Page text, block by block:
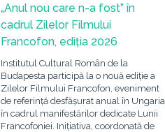
„Anul nou care n-a fost” în
cadrul Zilelor Filmului
Francofon, ediția 2026
Institutul Cultural Român de la
Budapesta participă la o nouă ediție a
Zilelor Filmului Francofon, eveniment
de referință desfășurat anual în Ungaria
în cadrul manifestărilor dedicate Lunii
Francofoniei. Inițiativa, coordonată de